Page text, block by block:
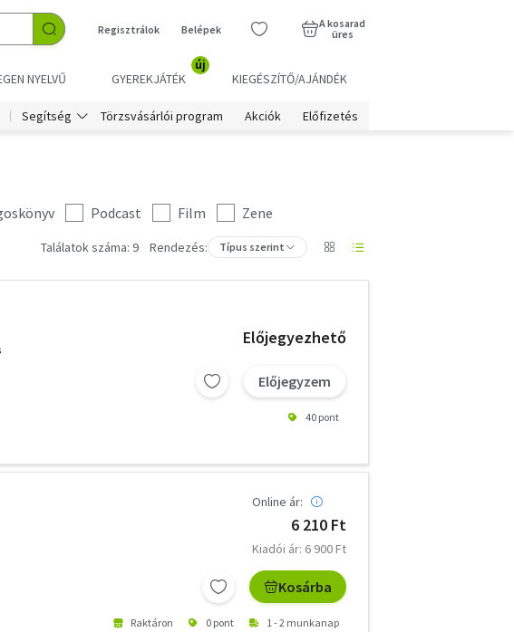
Regisztrálok Belépek
A kosarad
üres
NYELVŰ GYEREKJÁTÉK
új
KIEGÉSZÍTŐ/AJÁNDÉK
Segítség Törzsvásárlói program Akciók Előfizetés
Podcast Film
Zene
Találatok száma: 9 Rendezés: Típus szerint
Előjegyezhető
Előjegyzem
40 pont
Online ár:
6 210 Ft
Kiadói ár: 6 900 Ft
Kosárba
Raktáron 0 pont 1 - 2 munkanap